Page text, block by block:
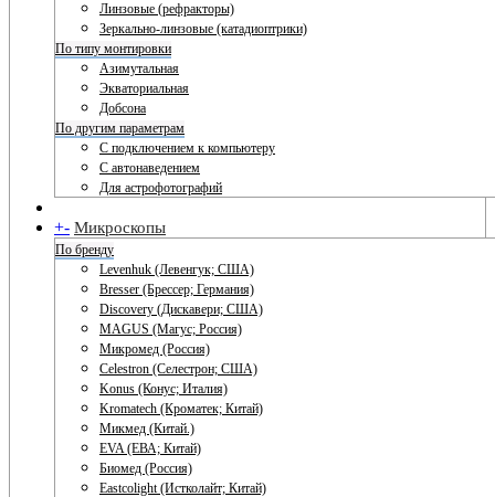
Линзовые (рефракторы)
Зеркально-линзовые (катадиоптрики)
По типу монтировки
Азимутальная
Экваториальная
Добсона
По другим параметрам
С подключением к компьютеру
С автонаведением
Для астрофотографий
+- Микроскопы
По бренду
Levenhuk (Левенгук; США)
Bresser (Брессер; Германия)
Discovery (Дискавери; США)
MAGUS (Магус; Россия)
Микромед (Россия)
Celestron (Селестрон; США)
Konus (Конус; Италия)
Kromatech (Кроматек; Китай)
Микмед (Китай.)
EVA (ЕВА; Китай)
Биомед (Россия)
Eastcolight (Истколайт; Китай)